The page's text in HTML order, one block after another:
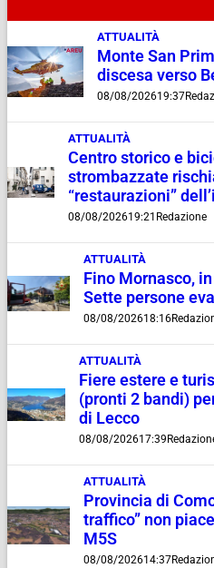
ATTUALITÀ
Monte San
discesa verso
08/08/202619:37
ATTUALITÀ
Centro storico e
strombazzate
“restaurazioni”
08/08/202619:21 Redazione
ATTUALITÀ
Fino Mornasco,
Sette persone
08/08/202618:16
ATTUALITÀ
Fiere estere e
(pronti 2 bandi)
di Lecco
08/08/202617:39
ATTUALITÀ
Provincia di
traffico” non
M5S
08/08/202614:37